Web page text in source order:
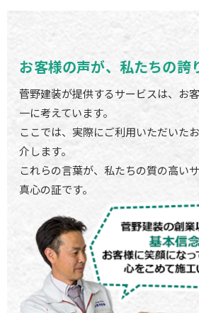
お客様の声が、私たちの誇
菅野建装が提供するサービスは、お
一に考えています。
ここでは、実際にご利用いただいた
介します。
これらの言葉が、私たちの質の高い
真心の証です。